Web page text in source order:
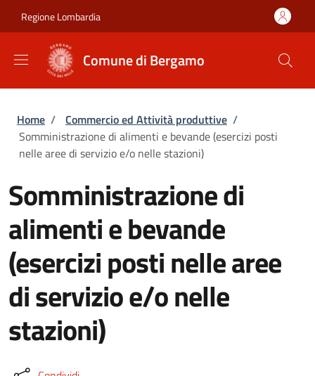
Regione Lombardia
Comune di Bergamo
Briciole di pane
Home / Commercio ed Attività produttive /
Somministrazione di alimenti e bevande (esercizi posti
nelle aree di servizio e/o nelle stazioni)
Somministrazione di
alimenti e bevande
(esercizi posti nelle aree
di servizio e/o nelle
stazioni)